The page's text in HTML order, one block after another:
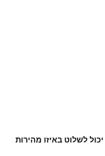
לשלוט באיזו מהירות